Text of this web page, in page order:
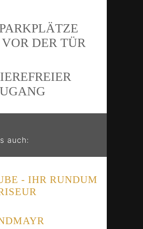
DER TÜR
auch:
- IHR RUNDUM